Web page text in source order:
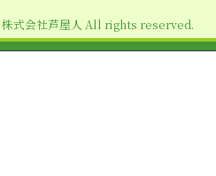
式会社芦屋人 All rights reserved.